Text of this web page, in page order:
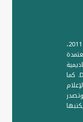
يصدر مركز حمورابي مجلة علمية فصلية محكّمة منذ 2011،
الرصينة، وحاصلة على مؤشرات دولية مثل DOI وDOAJ. كما